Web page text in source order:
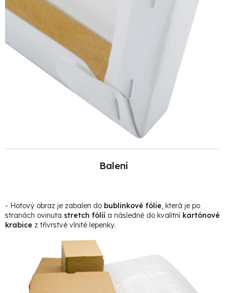
Balení
- Hotový obraz je zabalen do bublinkové fólie, která je po
stranách ovinuta stretch fólií a následně do kvalitní kartónové
krabice z třívrstvé vlnité lepenky.